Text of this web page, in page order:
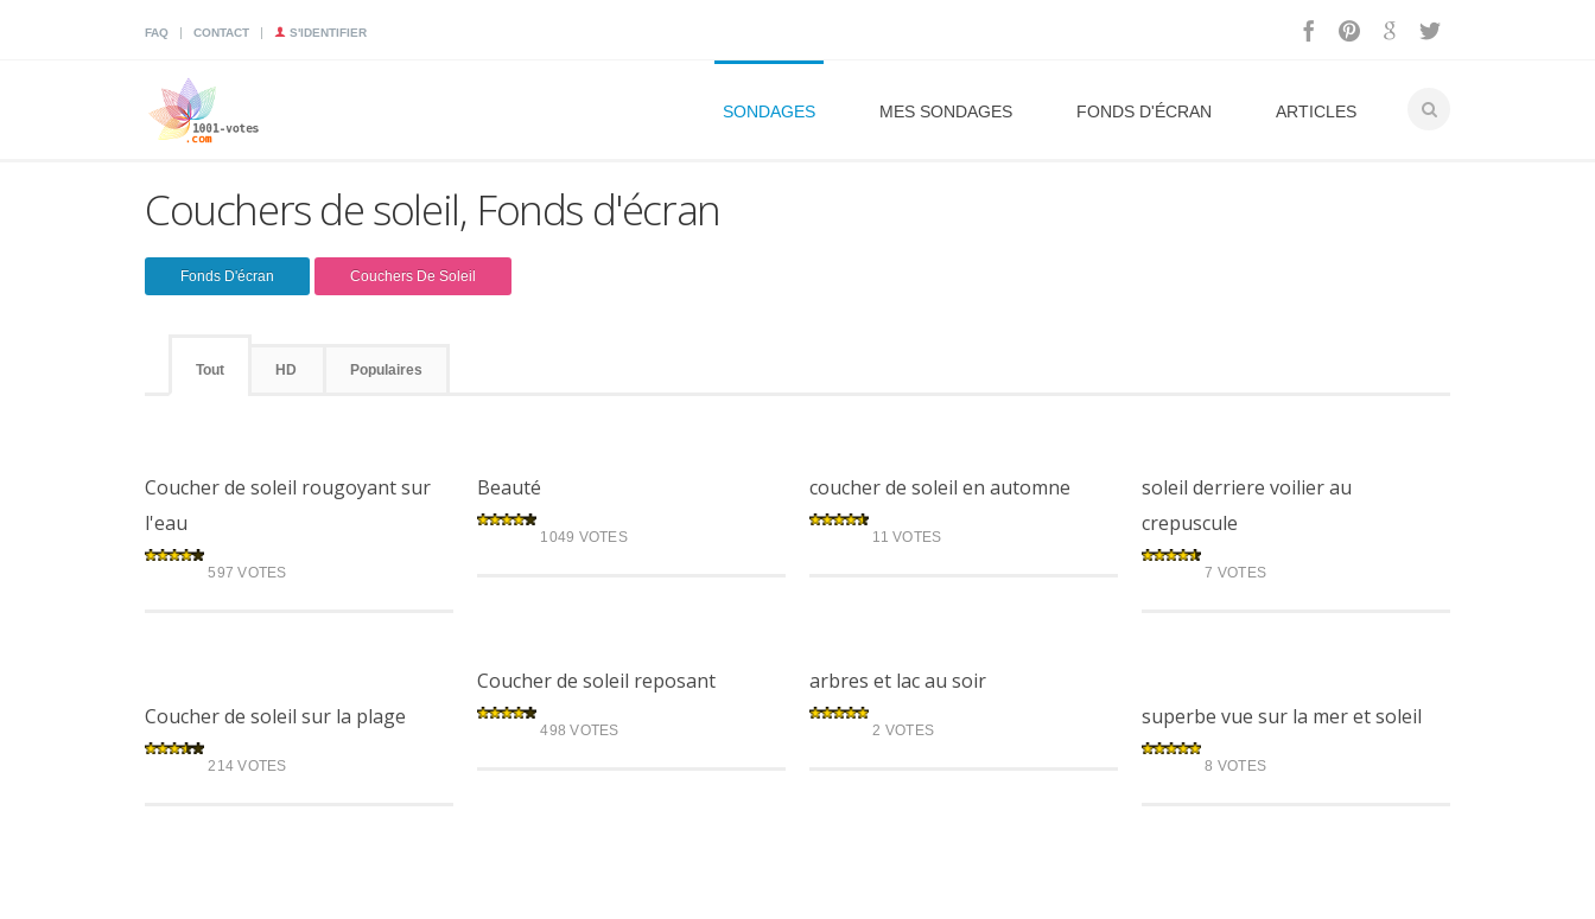
FAQ | CONTACT | S'IDENTIFIER
SONDAGES MES SONDAGES FONDS D'ÉCRAN ARTICLES
Couchers de soleil, Fonds d'écran
Fonds D'écran Couchers De Soleil
Tout HD Populaires
Coucher de soleil rougoyant sur
l'eau
597 VOTES
Beauté
1049 VOTES
coucher de soleil en automne
11 VOTES
soleil derriere voilier au
crepuscule
7 VOTES
Coucher de soleil reposant
498 VOTES
arbres et lac au soir
2 VOTES
Coucher de soleil sur la plage
214 VOTES
superbe vue sur la mer et soleil
8 VOTES